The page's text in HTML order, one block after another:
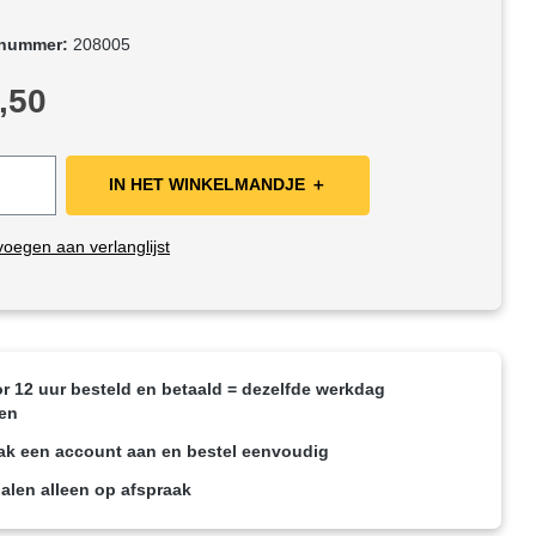
208005
IN HET WINKELMANDJE ＋
aan verlanglijst
12 uur besteld en betaald = dezelfde werkdag
een account aan en bestel eenvoudig
alleen op afspraak